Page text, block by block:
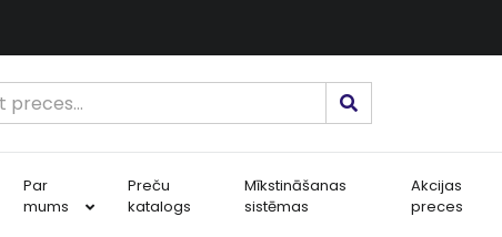
Par
mums
Preču
katalogs
Mīkstināšanas
sistēmas
Akcijas
preces